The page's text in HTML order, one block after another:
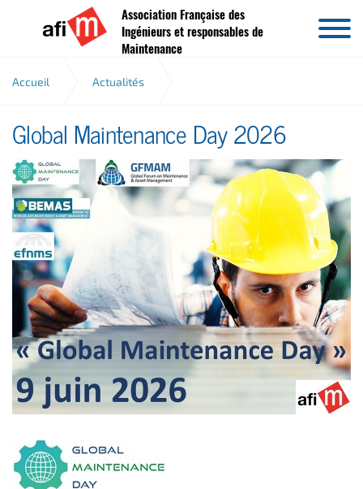
Aller au contenu
Association Française des
Ingénieurs et responsables de
Maintenance
Accueil Actualités
Global Maintenance Day 2026
Global Maintenance Day 2026